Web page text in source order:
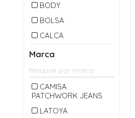
BODY
BOLSA
CALÇA
CALÇA LONGA
CARDIGAM
CASACO
CASAQUETO
Marca
CAMISA
PATCHWORK JEANS
LATOYA